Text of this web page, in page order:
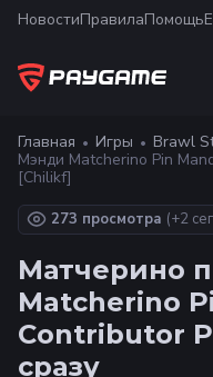
НовостиПравилаПомощь
Главная Игры Brawl
Мэнди Matcherino Pin
[Chilikf]
273 просмотра (+2
Матчерино
Matcherino
Contributor
сразу